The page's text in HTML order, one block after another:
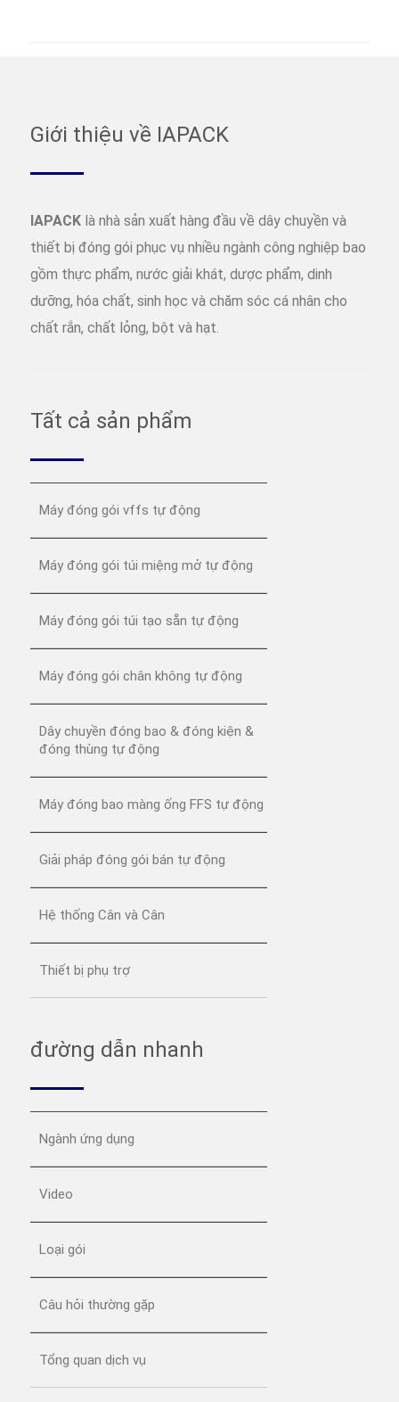
Giới thiệu về IAPACK
IAPACK là nhà sản xuất hàng đầu về dây chuyền và
thiết bị đóng gói phục vụ nhiều ngành công nghiệp bao
gồm thực phẩm, nước giải khát, dược phẩm, dinh
dưỡng, hóa chất, sinh học và chăm sóc cá nhân cho
chất rắn, chất lỏng, bột và hạt.
Tất cả sản phẩm
Máy đóng gói vffs tự động
Máy đóng gói túi miệng mở tự động
Máy đóng gói túi tạo sẵn tự động
Máy đóng gói chân không tự động
Dây chuyền đóng bao & đóng kiện &
đóng thùng tự động
Máy đóng bao màng ống FFS tự động
Giải pháp đóng gói bán tự động
Hệ thống Cân và Cân
Thiết bị phụ trợ
đường dẫn nhanh
Ngành ứng dụng
Video
Loại gói
Câu hỏi thường gặp
Tổng quan dịch vụ